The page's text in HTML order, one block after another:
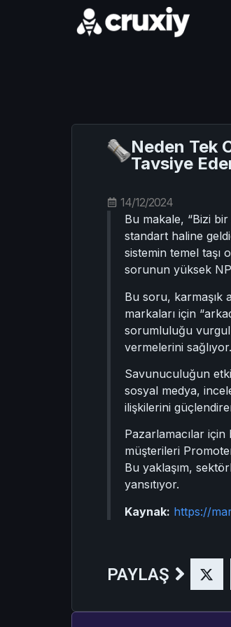
Neden Tek
Tavsiye
14/12/2024
Bu makale, “Bizi
standart haline
sistemin temel taşı
sorunun yüksek
Bu soru, karmaşık
markaları için
sorumluluğu
vermelerini sağlıyor.
Savunuculuğun
sosyal medya,
ilişkilerini
Pazarlamacılar
müşterileri
Bu yaklaşım,
yansıtıyor.
Kaynak: https://
PAYLAŞ